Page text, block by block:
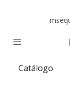
Catálogo